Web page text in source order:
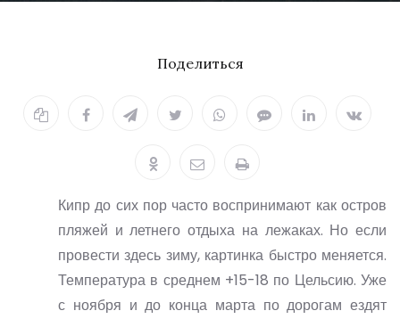
Поделиться
Кипр до сих пор часто воспринимают как остров
пляжей и летнего отдыха на лежаках. Но если
провести здесь зиму, картинка быстро меняется.
Температура в среднем +15-18 по Цельсию. Уже
с ноября и до конца марта по дорогам ездят